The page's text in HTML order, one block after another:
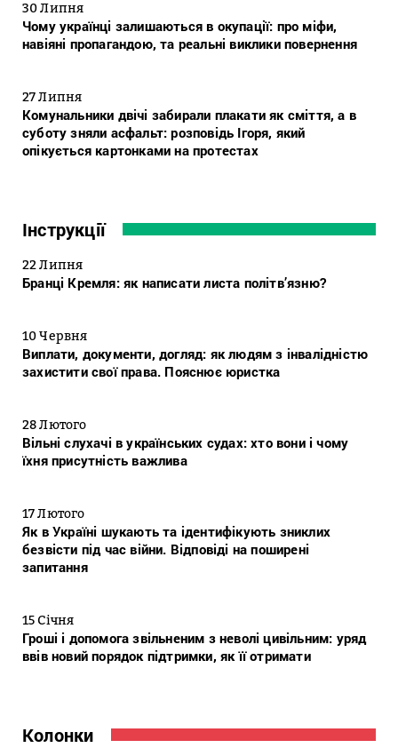
30 Липня
Чому українці залишаються в окупації: про міфи,
навіяні пропагандою, та реальні виклики повернення
27 Липня
Комунальники двічі забирали плакати як сміття, а в
суботу зняли асфальт: розповідь Ігоря, який
опікується картонками на протестах
Інструкції
22 Липня
Бранці Кремля: як написати листа політв’язню?
10 Червня
Виплати, документи, догляд: як людям з інвалідністю
захистити свої права. Пояснює юристка
28 Лютого
Вільні слухачі в українських судах: хто вони і чому
їхня присутність важлива
17 Лютого
Як в Україні шукають та ідентифікують зниклих
безвісти під час війни. Відповіді на поширені
запитання
15 Січня
Гроші і допомога звільненим з неволі цивільним: уряд
ввів новий порядок підтримки, як її отримати
Колонки